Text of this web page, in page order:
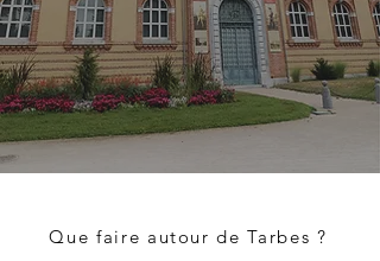
Que faire autour de Tarbes ?